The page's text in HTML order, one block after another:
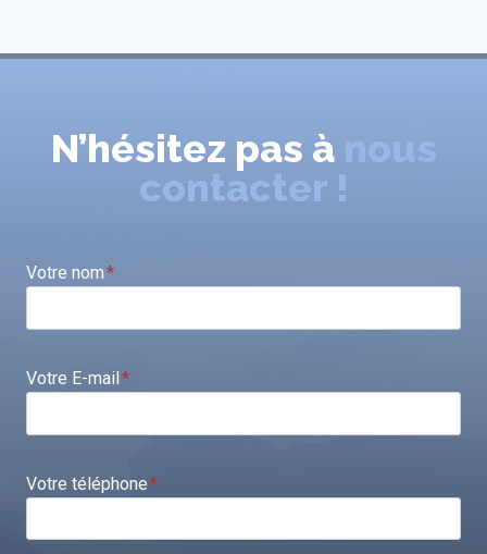
N’hésitez pas à nous
contacter !
Votre nom*
Votre E-mail*
Votre téléphone*